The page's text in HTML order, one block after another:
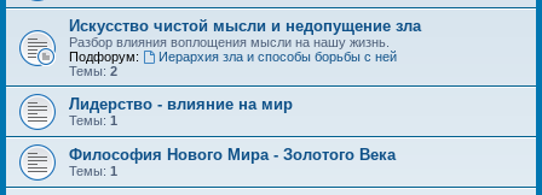
Искусство чистой мысли и недопущение зла
Разбор влияния воплощения мысли на нашу жизнь.
Подфорум:
Иерархия зла и способы борьбы с ней
Темы: 2
Лидерство - влияние на мир
Темы: 1
Философия Нового Мира - Золотого Века
Темы: 1